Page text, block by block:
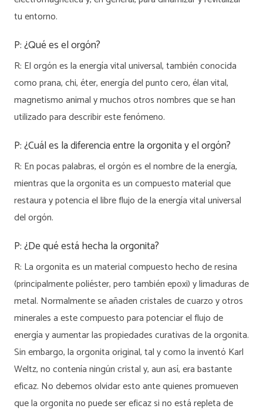
tu entorno.
P: ¿Qué es el orgón?
R: El orgón es la energía vital universal, también conocida
como prana, chi, éter, energía del punto cero, élan vital,
magnetismo animal y muchos otros nombres que se han
utilizado para describir este fenómeno.
P: ¿Cuál es la diferencia entre la orgonita y el orgón?
R: En pocas palabras, el orgón es el nombre de la energía,
mientras que la orgonita es un compuesto material que
restaura y potencia el libre flujo de la energía vital universal
del orgón.
P: ¿De qué está hecha la orgonita?
R: La orgonita es un material compuesto hecho de resina
(principalmente poliéster, pero también epoxi) y limaduras de
metal. Normalmente se añaden cristales de cuarzo y otros
minerales a este compuesto para potenciar el flujo de
energía y aumentar las propiedades curativas de la orgonita.
Sin embargo, la orgonita original, tal y como la inventó Karl
Weltz, no contenía ningún cristal y, aun así, era bastante
eficaz. No debemos olvidar esto ante quienes promueven
que la orgonita no puede ser eficaz si no está repleta de